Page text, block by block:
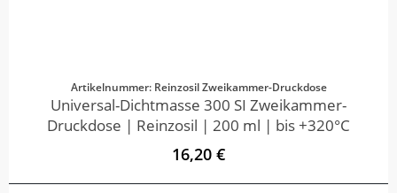
Artikelnummer: Reinzosil Zweikammer-Druckdose
Universal-Dichtmasse 300 SI Zweikammer-
Druckdose | Reinzosil | 200 ml | bis +320°C
16,20 €